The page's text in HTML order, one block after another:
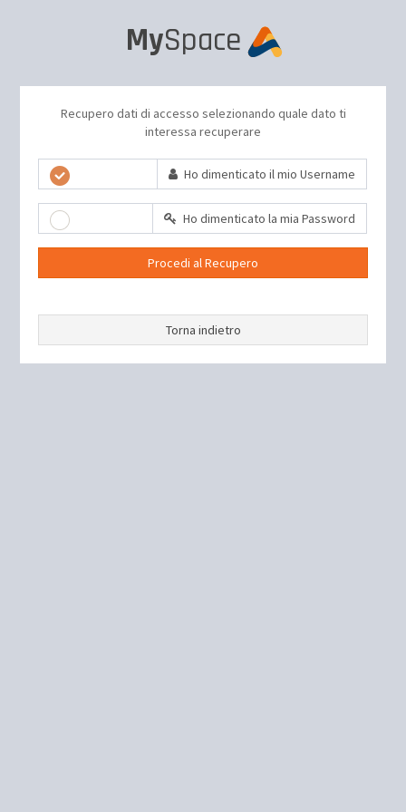
MySpace
Recupero dati di accesso selezionando quale dato ti
interessa recuperare
Ho dimenticato il mio Username
Ho dimenticato la mia Password
Procedi al Recupero
Torna indietro